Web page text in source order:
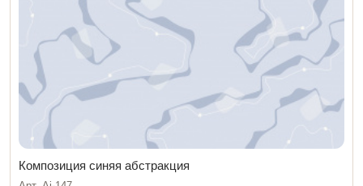
Композиция синяя абстракция